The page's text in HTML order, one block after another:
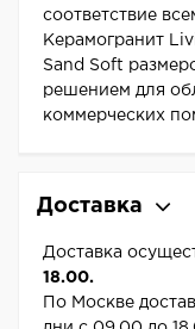
соответствие
Керамогранит
Sand Soft
решением для
коммерческих
Доставка
Доставка
18.00.
По Москве